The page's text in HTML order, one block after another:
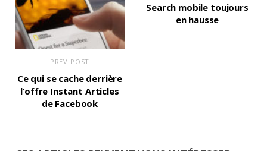
PREV POST
Ce qui se cache derrière
l’offre Instant Articles
de Facebook
Search mobile toujours
en hausse